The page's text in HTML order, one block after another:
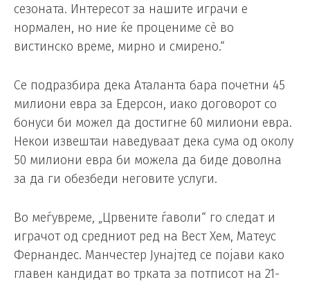
сезоната. Интересот за нашите играчи е
нормален, но ние ќе процениме сè во
вистинско време, мирно и смирено.“
Се подразбира дека Аталанта бара почетни 45
милиони евра за Едерсон, иако договорот со
бонуси би можел да достигне 60 милиони евра.
Некои извештаи наведуваат дека сума од околу
50 милиони евра би можела да биде доволна
за да ги обезбеди неговите услуги.
Во меѓувреме, „Црвените ѓаволи“ го следат и
играчот од средниот ред на Вест Хем, Матеус
Фернандес. Манчестер Јунајтед се појави како
главен кандидат во трката за потписот на 21-